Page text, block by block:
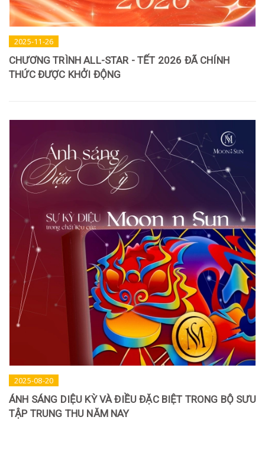
2025-11-26
CHƯƠNG TRÌNH ALL-STAR - TẾT 2026 ĐÃ CHÍNH
THỨC ĐƯỢC KHỞI ĐỘNG
2025-08-20
ÁNH SÁNG DIỆU KỲ VÀ ĐIỀU ĐẶC BIỆT TRONG BỘ SƯU
TẬP TRUNG THU NĂM NAY